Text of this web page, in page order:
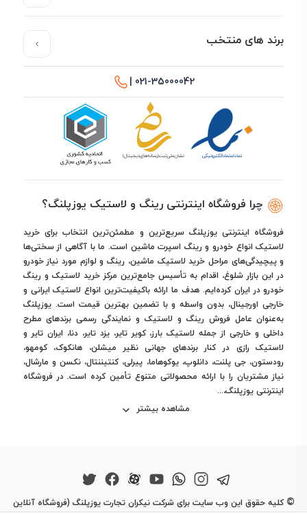
برند های منتخب
021-35000042 |
چرا فروشگاه اینترنتی رینگ و لاستیک یوزپلنگ؟
فروشگاه اینترنتی یوزپلنگ سریع‌ترین و مطمئن‌ترین انتخاب برای خرید
لاستیک انواع خودرو و رینگ اسپرت ماشین است. ما با آگاهی از سختی‌ها
و پیچیدگی‌های مراحل خرید لاستیک ماشین، رینگ و لوازم مورد نیاز خودرو
در این بازار شلوغ، اقدام به تأسیس جامع‌ترین مرکز خرید لاستیک و رینگ
خودرو در ایران کرده‌ایم. هدف ما ارائه باکیفیت‌ترین انواع لاستیک ایرانی و
خارجی اورجینال، بدون واسطه و با تضمین بهترین قیمت است. یوزپلنگ
به‌عنوان عامل فروش رینگ و لاستیک و نمایندگی رسمی برندهای مطرح
داخلی و خارجی از جمله لاستیک بارز، کویر تایر، یزد تایر، دنا، ایران تایر و
لاستیک رازی در کنار برندهای جهانی نظیر میشلن، هانکوک، کومهو،
رودستون، جی پلنت، دانلوپ، یوکوهاما، پیرلی، کنتیننتال، نکسن و مارشال،
نیاز مشتریان را با ارائه محصولاتی متنوع تأمین کرده است. در فروشگاه
اینترنتی یوزپلنگ،...
مشاهده بیشتر
©کلیه حقوق این وب سایت برای شرکت نیکران تجارت یوزپلنگ (فروشگاه آنلاین